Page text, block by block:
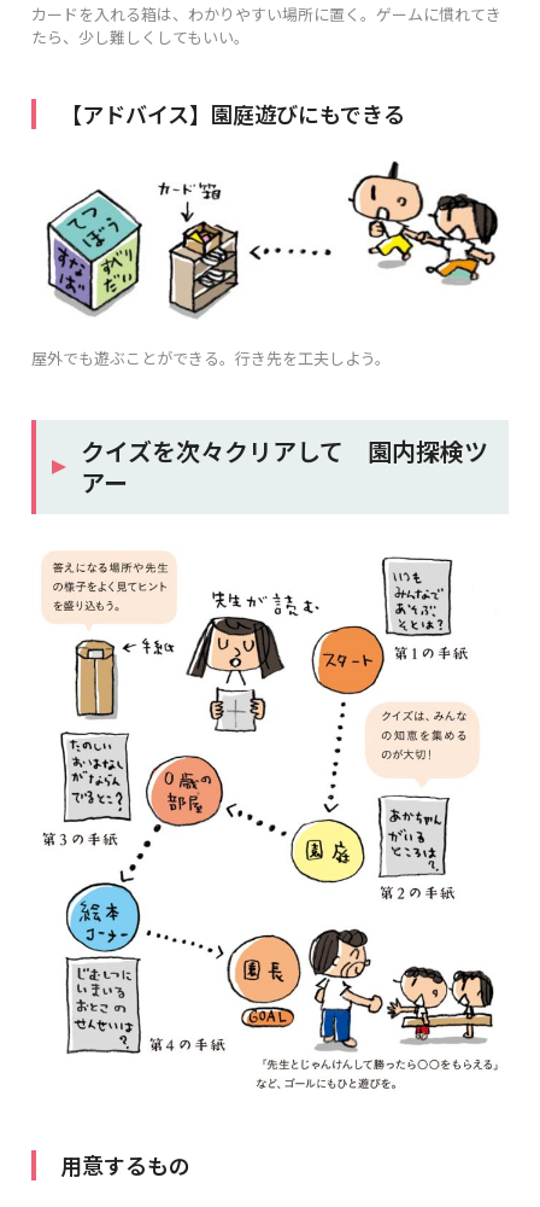
カードを入れる箱は、わかりやすい場所に置く。ゲームに慣れてき
たら、少し難しくしてもいい。
【アドバイス】園庭遊びにもできる
屋外でも遊ぶことができる。行き先を工夫しよう。
クイズを次々クリアして 園内探検ツ
アー
用意するもの